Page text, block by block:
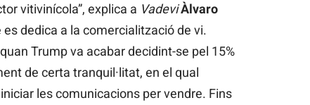
vitivinícola”, explica a Vadevi Àlvaro
es dedica a la comercialització de vi.
Trump va acabar decidint-se pel 15%
de certa tranquil·litat, en el qual
les comunicacions per vendre. Fins